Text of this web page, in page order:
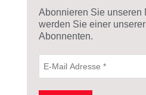
Abonnieren Sie unseren
werden Sie einer unserer
Abonnenten.